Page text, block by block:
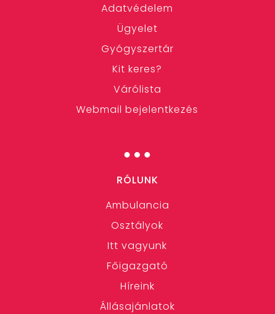
Adatvédelem
Ügyelet
Gyógyszertár
Kit keres?
Várólista
Webmail bejelentkezés
…
RÓLUNK
Ambulancia
Osztályok
Itt vagyunk
Főigazgató
Híreink
Állásajánlatok